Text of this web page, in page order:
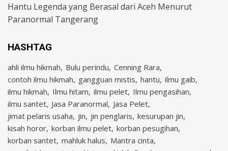
Hantu Legenda yang Berasal dari Aceh Menurut
Paranormal Tangerang
HASHTAG
ahli ilmu hikmah Bulu perindu Cenning Rara
contoh ilmu hikmah gangguan mistis hantu ilmu gaib
ilmu hikmah Ilmu hitam ilmu pelet Ilmu pengasihan
ilmu santet Jasa Paranormal Jasa Pelet
jimat pelaris usaha jin jin penglaris kesurupan jin
kisah horor korban ilmu pelet korban pesugihan
korban santet mahluk halus Mantra cinta